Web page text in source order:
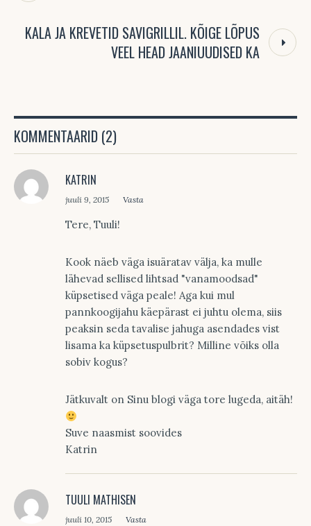
KALA JA KREVETID SAVIGRILLIL. KÕIGE LÕPUS
VEEL HEAD JAANIUUDISED KA
KOMMENTAARID (2)
KATRIN
juuli 9, 2015 Vasta
Tere, Tuuli!
Kook näeb väga isuäratav välja, ka mulle
lähevad sellised lihtsad "vanamoodsad"
küpsetised väga peale! Aga kui mul
pannkoogijahu käepärast ei juhtu olema, siis
peaksin seda tavalise jahuga asendades vist
lisama ka küpsetuspulbrit? Milline võiks olla
sobiv kogus?
Jätkuvalt on Sinu blogi väga tore lugeda, aitäh!
Suve naasmist soovides
Katrin
TUULI MATHISEN
juuli 10, 2015 Vasta